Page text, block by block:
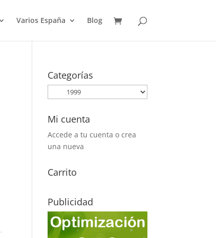
Varios España Blog
Categorías
Mi cuenta
Accede a tu cuenta o crea
una nueva
Carrito
Publicidad